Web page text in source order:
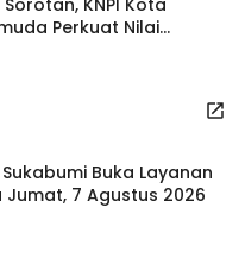
KNPI Kota
Perkuat Nilai
Buka Layanan
7 Agustus 2026